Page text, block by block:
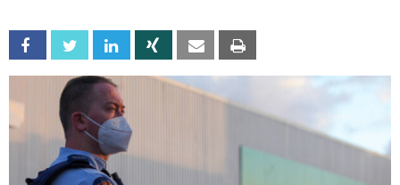
Facebook Twitter Linkedin Xing Email